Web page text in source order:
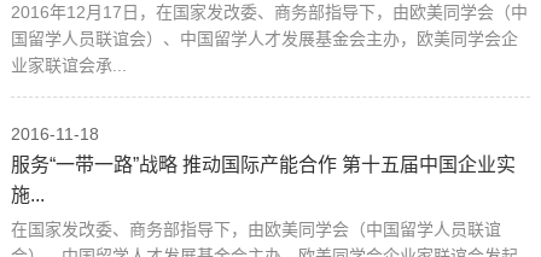
2016年12月17日，在国家发改委、商务部指导下，由欧美同学会（中
国留学人员联谊会）、中国留学人才发展基金会主办，欧美同学会企
业家联谊会承...
2016-11-18
服务“一带一路”战略 推动国际产能合作 第十五届中国企业实
施...
在国家发改委、商务部指导下，由欧美同学会（中国留学人员联谊